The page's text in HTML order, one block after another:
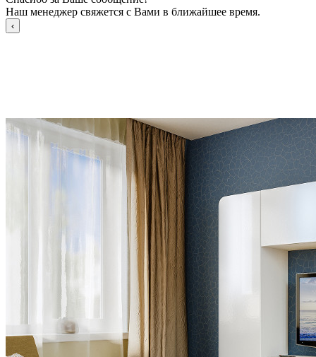
Наш менеджер свяжется с Вами в ближайшее время.